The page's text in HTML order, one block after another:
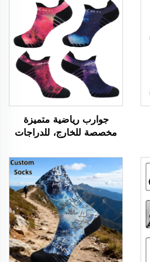
جوارب رياضية متميزة
مخصصة للخارج، للدراجات
محبوكة حسب الطلب